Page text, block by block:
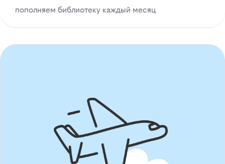
пополняем библиотеку каждый месяц